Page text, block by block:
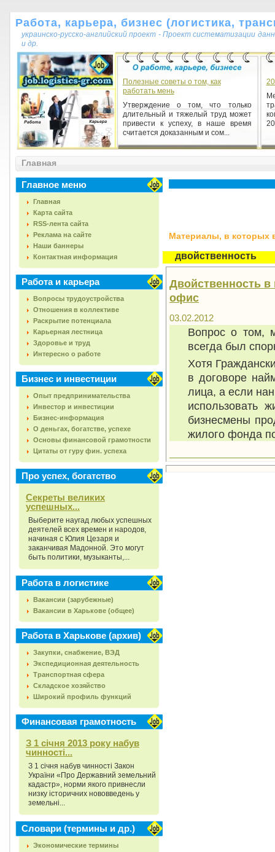
Работа, карьера, бизнес (логистика,
украинско-русско-английский проект - Проект систематизации
и др.
Полезные советы о том, как
работать мень
Утверждение о том, что только
длительный и тяжелый труд может
привести к успеху, в наше время
считается доказанным и сом...
Главная
Главное меню
Главная
Карта сайта
RSS-лента сайта
Реклама на сайте
Наши баннеры
Контактная информация
Работа и карьера
Вопросы трудоустройства
Отношения в коллективе
Раскрытие потенциала
Карьерная лестница
Здоровье и труд
Интересно о работе
Бизнес и инвестиции
Опыт предпринимательства
Инвестор и инвестиции
Бизнес-информация
О деньгах, богатстве, успехе
Основы финансовой грамотности
Цитаты от гуру фин. успеха
Про успех, богатство
Секреты великих
успешных...
Выберите наугад любых успешных
деятелей всех времен и народов,
начиная с Юлия Цезаря и
заканчивая Мадонной. Это могут
быть политики, музыканты,...
Работа в логистике
Вакансии (зарубежные)
Вакансии в Харькове (общее)
Работа в Харькове (архив)
Закупки, снабжение, ВЭД
Экспедиционная деятельность
Транспортная сфера
Складское хозяйство
Широкий профиль функций
Финансовая грамотность
З 1 січня 2013 року набув
чинності...
З 1 січня набув чинності Закон
України «Про Державний земельний
кадастр», норми якого привнесли
низку історичних нововведень у
земельні...
Словари (термины и др.)
Экономические термины
Материалы, в которых
двойственность
Двойственность
офис
03.02.2012
Вопрос о том,
всегда был
Хотя
в договоре
лица, а если
использовать
бизнесмены
жилого фонда